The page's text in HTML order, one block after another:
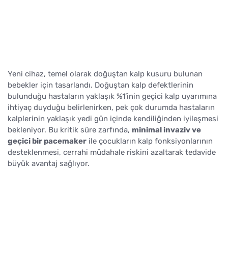
Yeni cihaz, temel olarak doğuştan kalp kusuru bulunan
bebekler için tasarlandı. Doğuştan kalp defektlerinin
bulunduğu hastaların yaklaşık %1’inin geçici kalp uyarımına
ihtiyaç duyduğu belirlenirken, pek çok durumda hastaların
kalplerinin yaklaşık yedi gün içinde kendiliğinden iyileşmesi
bekleniyor. Bu kritik süre zarfında, minimal invaziv ve
geçici bir pacemaker ile çocukların kalp fonksiyonlarının
desteklenmesi, cerrahi müdahale riskini azaltarak tedavide
büyük avantaj sağlıyor.